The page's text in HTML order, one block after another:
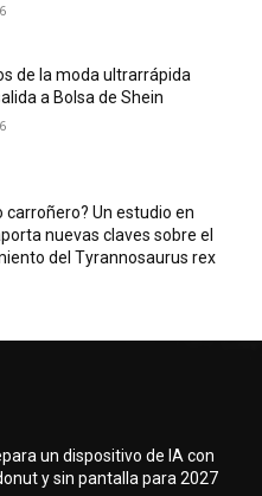
de la moda ultrarrápida
a Bolsa de Shein
carroñero? Un estudio en
nuevas claves sobre el
del Tyrannosaurus rex
un dispositivo de IA con
y sin pantalla para 2027